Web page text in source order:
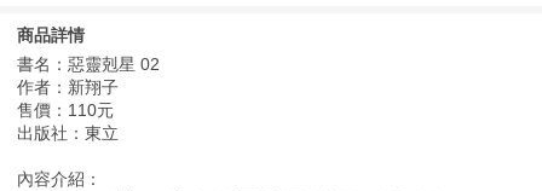
商品詳情
書名：惡靈剋星 02
作者：新翔子
售價：110元
出版社：東立
內容介紹：